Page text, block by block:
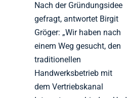
Nach der Gründungsidee
gefragt, antwortet Birgit
Gröger: „Wir haben nach
einem Weg gesucht, den
traditionellen
Handwerksbetrieb mit
dem Vertriebskanal